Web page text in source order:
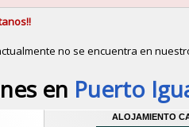
no se encuentra en
en Puerto
ALOJAMIENTO